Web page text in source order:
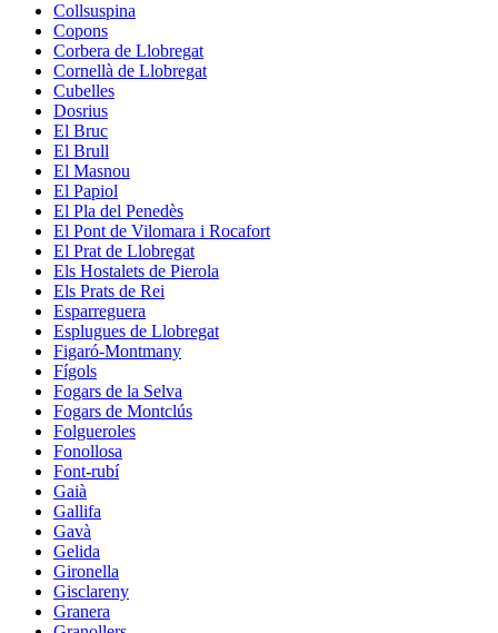
Collsuspina
Copons
Corbera de Llobregat
Cornellà de Llobregat
Cubelles
Dosrius
El Bruc
El Brull
El Masnou
El Papiol
El Pla del Penedès
El Pont de Vilomara i Rocafort
El Prat de Llobregat
Els Hostalets de Pierola
Els Prats de Rei
Esparreguera
Esplugues de Llobregat
Figaró-Montmany
Fígols
Fogars de la Selva
Fogars de Montclús
Folgueroles
Fonollosa
Font-rubí
Gaià
Gallifa
Gavà
Gelida
Gironella
Gisclareny
Granera